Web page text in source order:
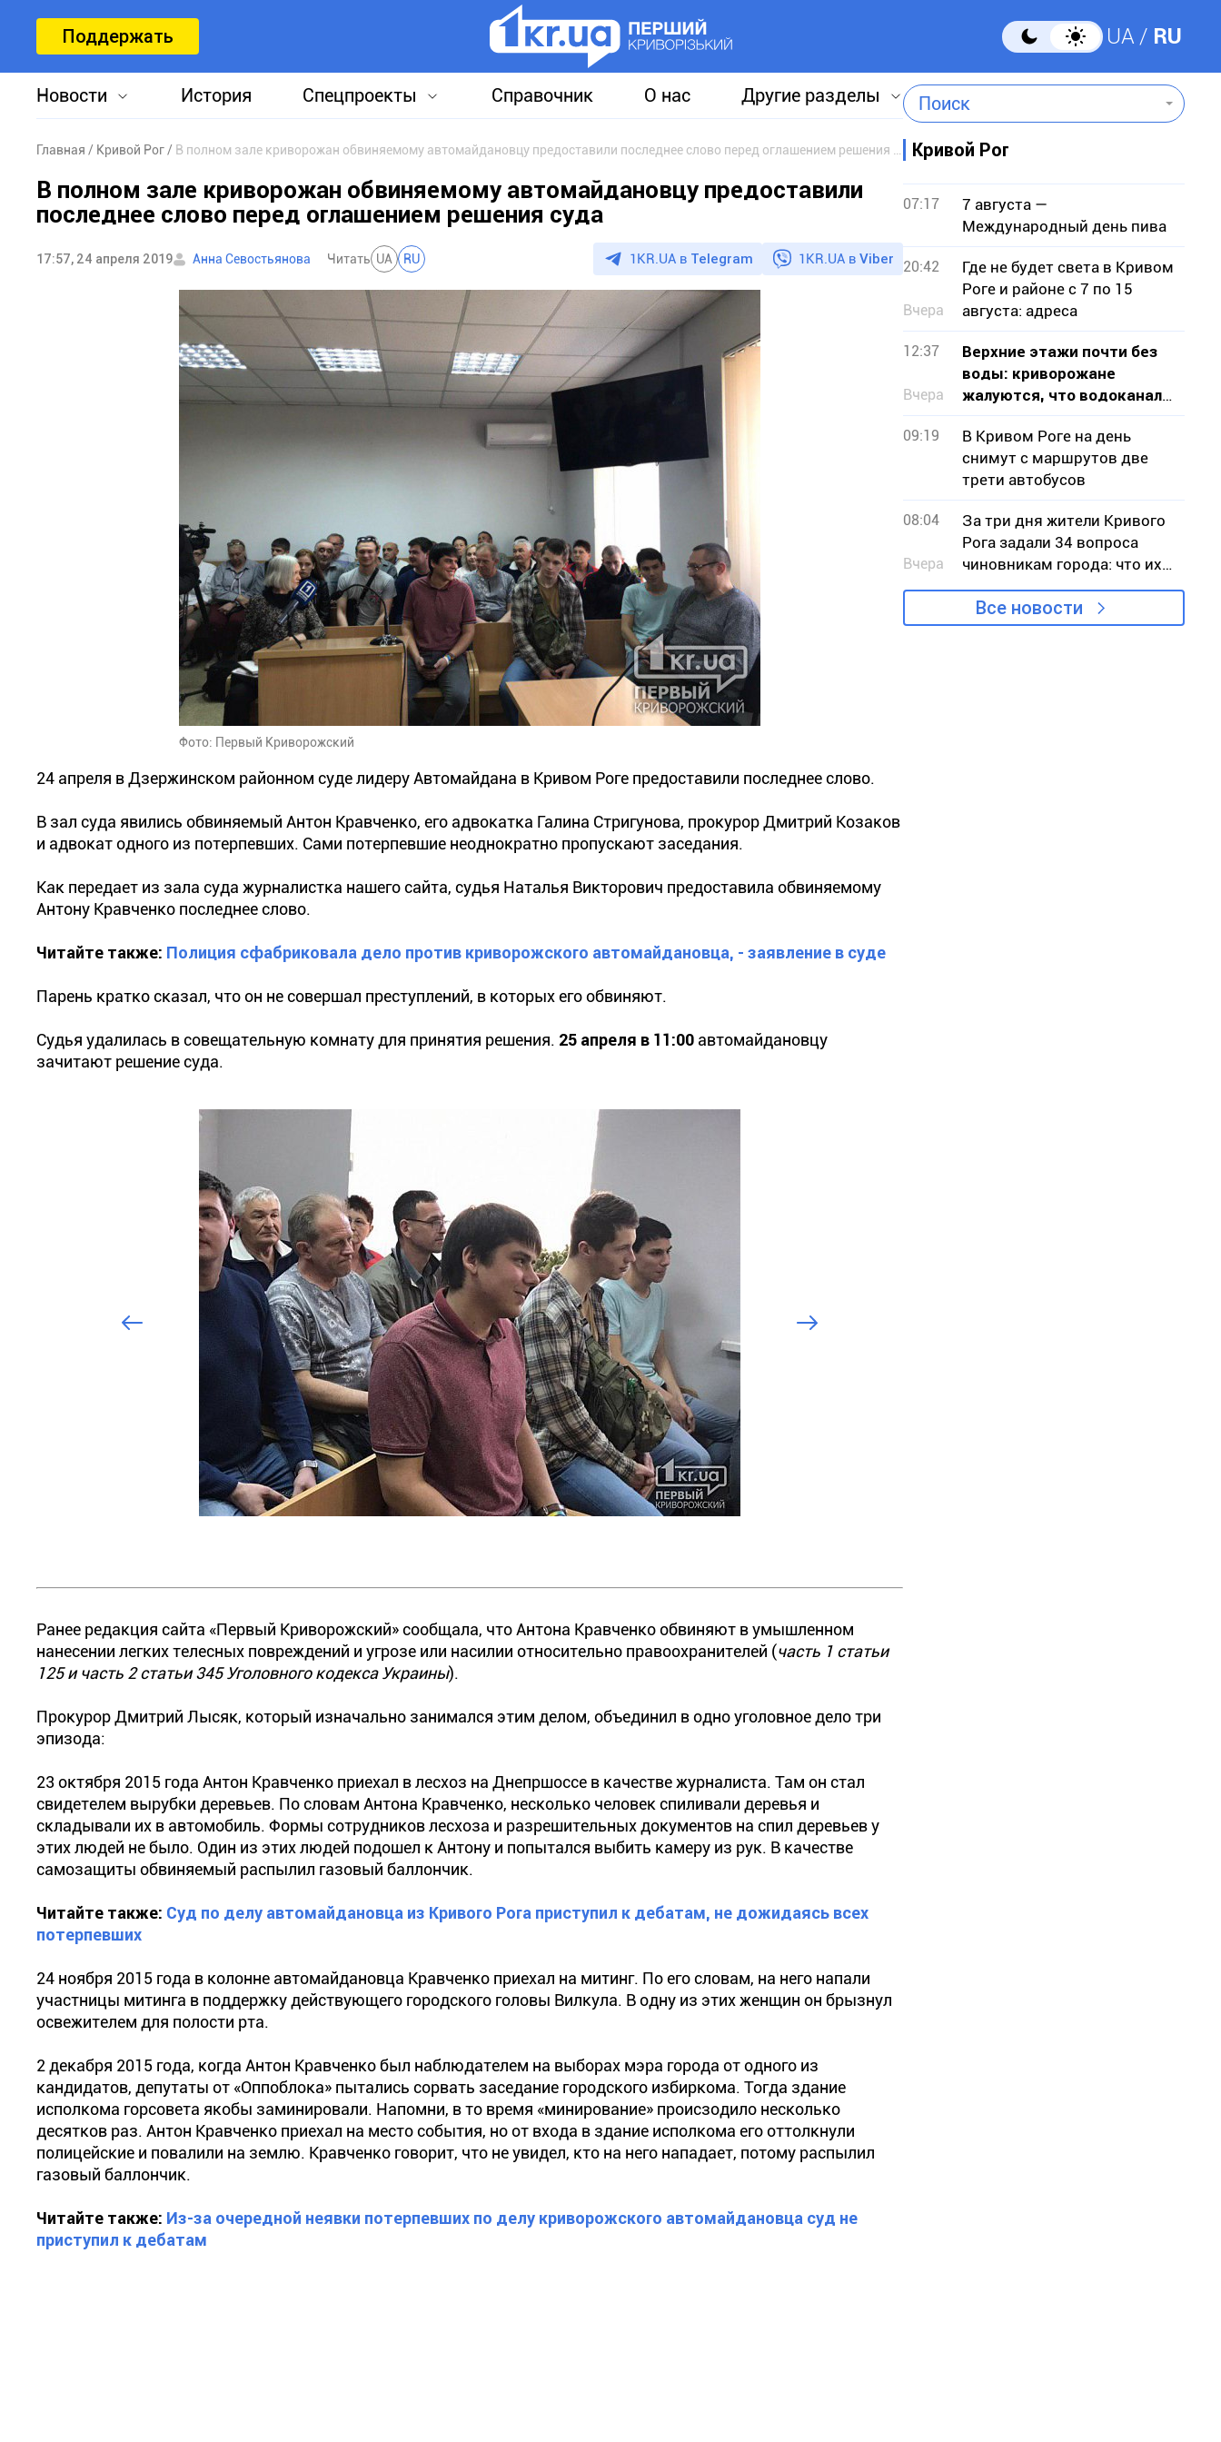
Поддержать UA RU
Новости История Спецпроекты Справочник О нас Другие разделы Поиск
Главная Кривой Рог
В полном зале криворожан обвиняемому автомайдановцу предоставили
последнее слово перед оглашением решения суда
17:57, 24 апреля 2019 Анна Севостьянова Читать UA RU 1KR.UA в Telegram 1KR.UA в Viber
Фото: Первый Криворожский
24 апреля в Дзержинском районном суде лидеру Автомайдана в Кривом Роге предоставили последнее слово.
В зал суда явились обвиняемый Антон Кравченко, его адвокатка Галина Стригунова, прокурор Дмитрий Козаков
и адвокат одного из потерпевших. Сами потерпевшие неоднократно пропускают заседания.
Как передает из зала суда журналистка нашего сайта, судья Наталья Викторович предоставила обвиняемому
Антону Кравченко последнее слово.
Читайте также: Полиция сфабриковала дело против криворожского автомайдановца, - заявление в суде
Парень кратко сказал, что он не совершал преступлений, в которых его обвиняют.
Судья удалилась в совещательную комнату для принятия решения. 25 апреля в 11:00 автомайдановцу
зачитают решение суда.
Ранее редакция сайта «Первый Криворожский» сообщала, что Антона Кравченко обвиняют в умышленном
нанесении легких телесных повреждений и угрозе или насилии относительно правоохранителей (часть 1 статьи
125 и часть 2 статьи 345 Уголовного кодекса Украины).
Прокурор Дмитрий Лысяк, который изначально занимался этим делом, объединил в одно уголовное дело три
эпизода:
23 октября 2015 года Антон Кравченко приехал в лесхоз на Днепршоссе в качестве журналиста. Там он стал
свидетелем вырубки деревьев. По словам Антона Кравченко, несколько человек спиливали деревья и
складывали их в автомобиль. Формы сотрудников лесхоза и разрешительных документов на спил деревьев у
этих людей не было. Один из этих людей подошел к Антону и попытался выбить камеру из рук. В качестве
самозащиты обвиняемый распылил газовый баллончик.
Читайте также: Суд по делу автомайдановца из Кривого Рога приступил к дебатам, не дожидаясь всех
потерпевших
24 ноября 2015 года в колонне автомайдановца Кравченко приехал на митинг. По его словам, на него напали
участницы митинга в поддержку действующего городского головы Вилкула. В одну из этих женщин он брызнул
освежителем для полости рта.
2 декабря 2015 года, когда Антон Кравченко был наблюдателем на выборах мэра города от одного из
кандидатов, депутаты от «Оппоблока» пытались сорвать заседание городского избиркома. Тогда здание
исполкома горсовета якобы заминировали. Напомни, в то время «минирование» происзодило несколько
десятков раз. Антон Кравченко приехал на место события, но от входа в здание исполкома его оттолкнули
полицейские и повалили на землю. Кравченко говорит, что не увидел, кто на него нападает, потому распылил
газовый баллончик.
Читайте также: Из-за очередной неявки потерпевших по делу криворожского автомайдановца суд не
приступил к дебатам
Кривой Рог
07:17
7 августа —
Международный день пива
20:42
Вчера
Где не будет света в Кривом
Роге и районе с 7 по 15
августа: адреса
12:37
Вчера
Верхние этажи почти без
воды: криворожане
жалуются, что водоканал
не признает проблему
09:19
В Кривом Роге на день
снимут с маршрутов две
трети автобусов
08:04
Вчера
За три дня жители Кривого
Рога задали 34 вопроса
чиновникам города: что их
беспокоило
Все новости